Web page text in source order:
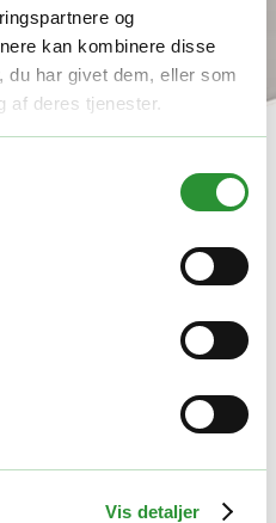
og
kan kombinere disse
du har givet dem, eller som
af deres tjenester.
Vis detaljer